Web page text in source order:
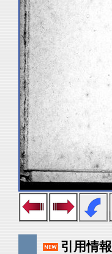
引用情報